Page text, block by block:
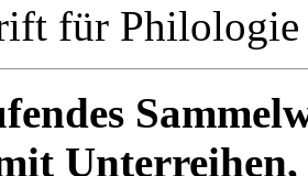
für Philologie
Unterreihen,